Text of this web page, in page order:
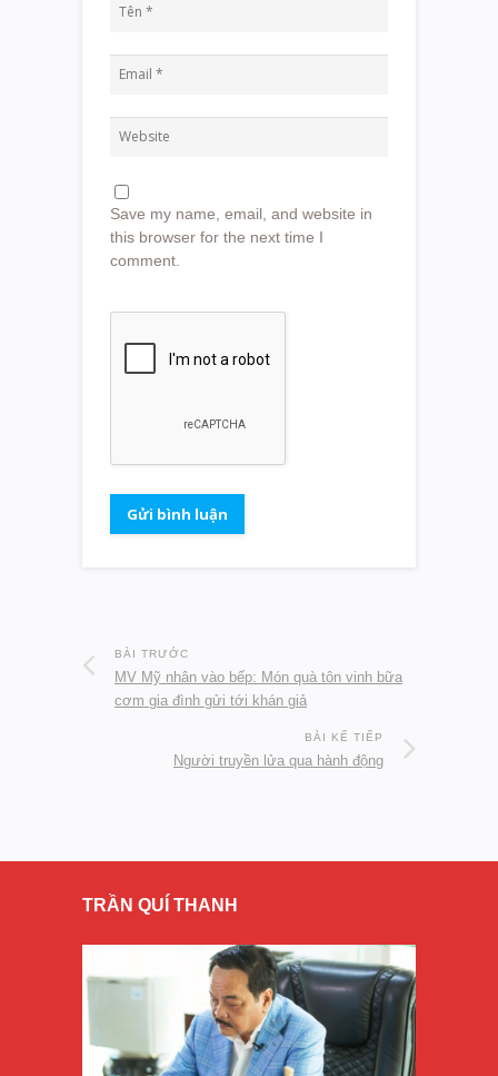
Save my name, email, and website in
this browser for the next time I
comment.
BÀI TRƯỚC
MV Mỹ nhân vào bếp: Món quà tôn vinh bữa
cơm gia đình gửi tới khán giả
BÀI KẾ TIẾP
Người truyền lửa qua hành động
TRẦN QUÍ THANH